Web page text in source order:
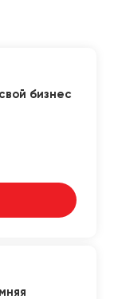
бизнес